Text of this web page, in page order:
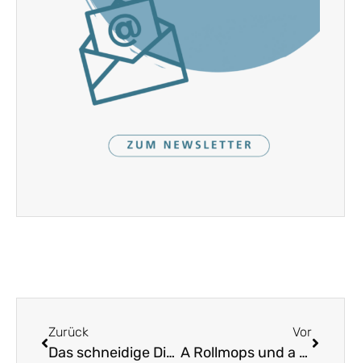
Zurück
Das schneidige Dirndl – Z’Murnau is Markt
Vor
A Rollmops und a Haring